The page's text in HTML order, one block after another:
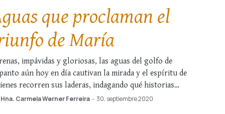
que proclaman el
de María
impávidas y gloriosas, las aguas del golfo de
aún hoy en día cautivan la mirada y el espíritu de
recorren sus laderas, indagando qué historias
aquel lugar insólito. Pero tal encanto no se debe a
Hna. Carmela Werner Ferreira - 30, septiembre 2020